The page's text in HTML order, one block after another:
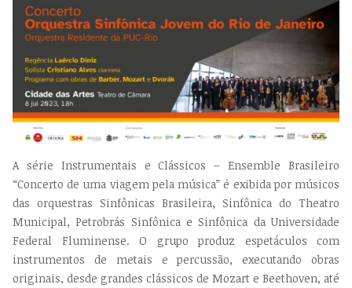
A série Instrumentais e Clássicos – Ensemble Brasileiro
“Concerto de uma viagem pela música” é exibida por músicos
das orquestras Sinfônicas Brasileira, Sinfônica do Theatro
Municipal, Petrobrás Sinfônica e Sinfônica da Universidade
Federal Fluminense. O grupo produz espetáculos com
instrumentos de metais e percussão, executando obras
originais, desde grandes clássicos de Mozart e Beethoven, até